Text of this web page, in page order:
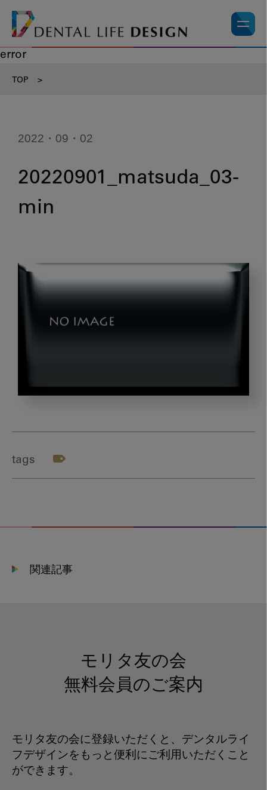
error
TOP >
2022・09・02
20220901_matsuda_03-
min
tags
関連記事
モリタ友の会
無料会員のご案内
モリタ友の会に登録いただくと、デンタルライ
フデザインをもっと便利にご利用いただくこと
ができます。